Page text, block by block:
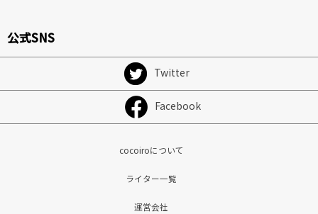
公式SNS
Twitter
Facebook
cocoiroについて
ライター一覧
運営会社